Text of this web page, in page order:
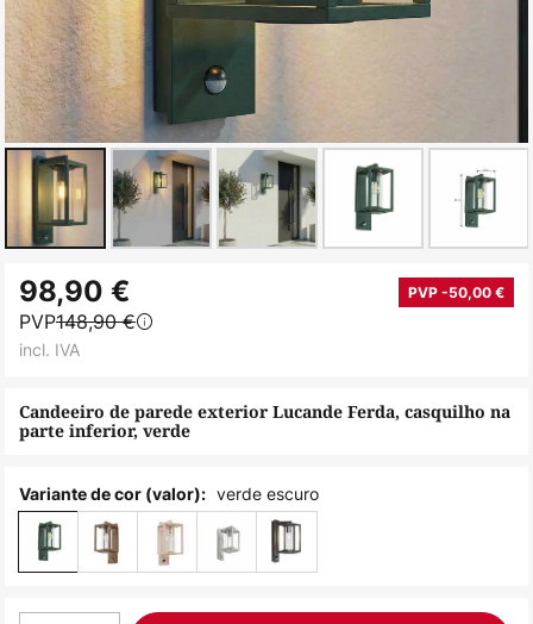
para
início
Galeria
de
Candeeiro de parede exterior Lucande Ferda, casquilho na
parte inferior, verde
98,90 € PVP -50,00 €
PVP148,90 €
incl. IVA
Variante de cor (valor): verde escuro